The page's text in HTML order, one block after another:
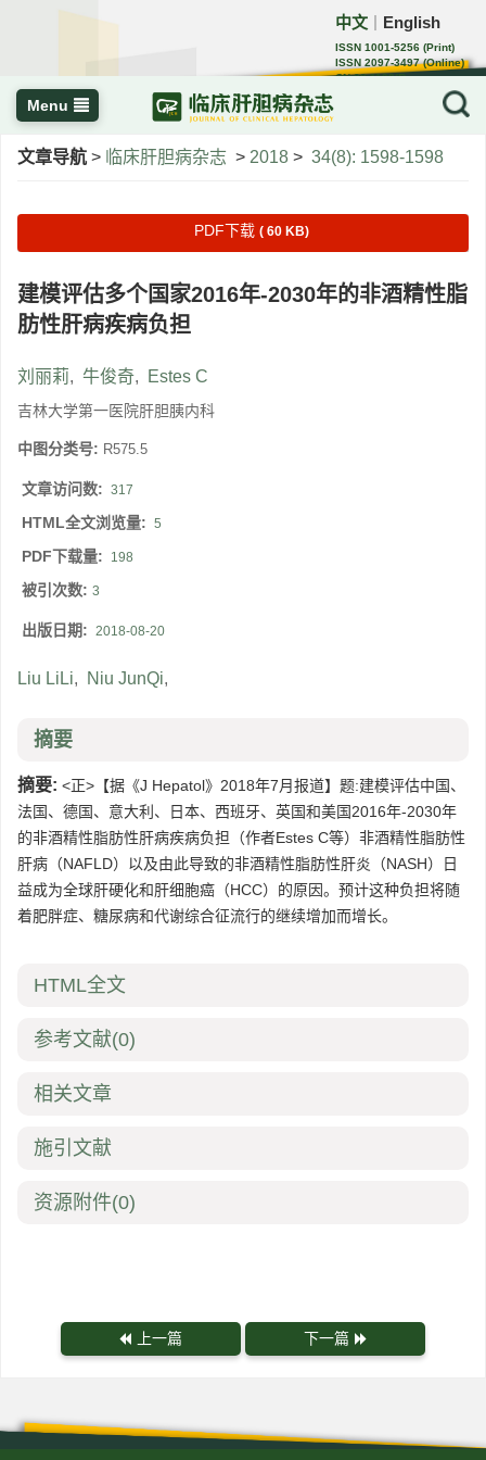
中文 English
ISSN 1001-5256 (Print)
ISSN 2097-3497 (Online)
CN 22-1108/R
Menu
文章导航 > 临床肝胆病杂志 > 2018 > 34(8): 1598-1598
PDF下载 ( 60 KB)
建模评估多个国家2016年-2030年的非酒精性脂
肪性肝病疾病负担
刘丽莉, 牛俊奇, Estes C
吉林大学第一医院肝胆胰内科
中图分类号: R575.5
文章访问数: 317
HTML全文浏览量: 5
PDF下载量: 198
被引次数: 3
出版日期: 2018-08-20
Liu LiLi, Niu JunQi,
摘要
摘要: <正>【据《J Hepatol》2018年7月报道】题:建模评估中国、
法国、德国、意大利、日本、西班牙、英国和美国2016年-2030年
的非酒精性脂肪性肝病疾病负担（作者Estes C等）非酒精性脂肪性
肝病（NAFLD）以及由此导致的非酒精性脂肪性肝炎（NASH）日
益成为全球肝硬化和肝细胞癌（HCC）的原因。预计这种负担将随
着肥胖症、糖尿病和代谢综合征流行的继续增加而增长。
HTML全文
参考文献(0)
相关文章
施引文献
资源附件(0)
上一篇 下一篇